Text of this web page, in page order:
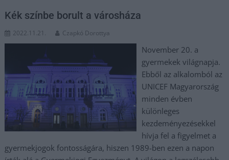
Kék színbe borult a városháza
2022.11.21. Czapkó Dorottya
November 20. a
gyermekek világnapja.
Ebből az alkalomból az
UNICEF Magyarország
minden évben
különleges
kezdeményezésekkel
hívja fel a figyelmet a
gyermekjogok fontosságára, hiszen 1989-ben ezen a napon